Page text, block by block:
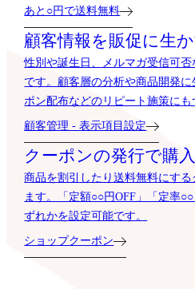
あと○円で送料無料
顧客情報を販促に生
性別や誕生日、メルマガ受信可
です。顧客層の分析や商品開発
ポン配布などのリピート施策にも
顧客管理 - 表示項目設定
クーポンの発行で購
商品を割引したり送料無料にす
ます。「定額○○円OFF」「定率
ずれかを設定可能です。
ショップクーポン